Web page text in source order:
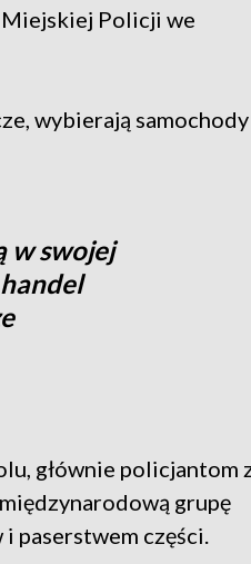
Miejskiej Policji we
wybierają samochody
w swojej
głównie policjantom
grupę
paserstwem części.